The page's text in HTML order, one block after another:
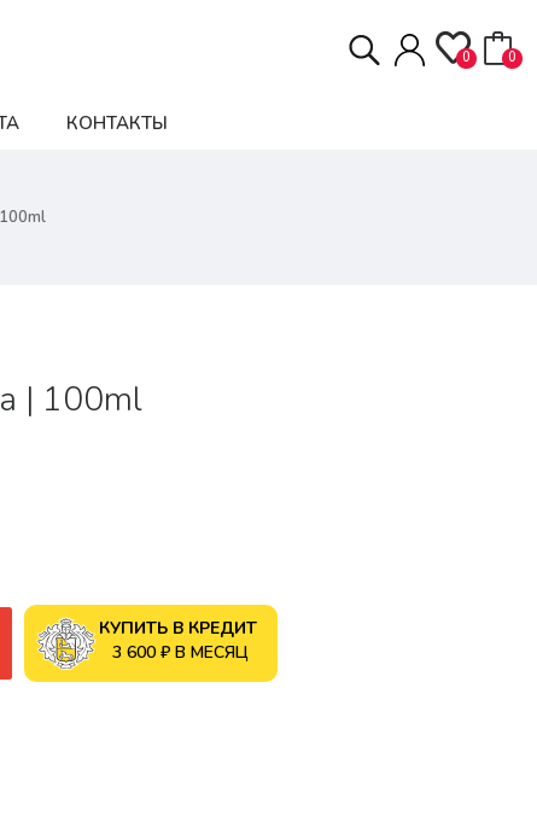
0 0
КОНТАКТЫ
| 100ml
КУПИТЬ В КРЕДИТ
3 600 ₽ В МЕСЯЦ